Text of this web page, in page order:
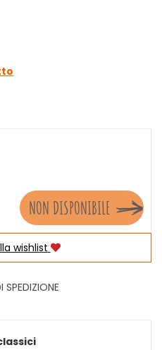
NON DISPONIBILE
wishlist